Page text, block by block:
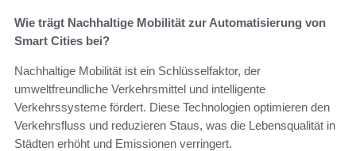
Wie trägt Nachhaltige Mobilität zur Automatisierung von
Smart Cities bei?
Nachhaltige Mobilität ist ein Schlüsselfaktor, der
umweltfreundliche Verkehrsmittel und intelligente
Verkehrssysteme fördert. Diese Technologien optimieren den
Verkehrsfluss und reduzieren Staus, was die Lebensqualität in
Städten erhöht und Emissionen verringert.